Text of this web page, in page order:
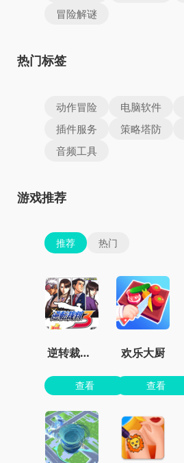
冒险解谜
热门标签
动作冒险 电脑软件
插件服务
策略塔防
音频工具
游戏推荐
推荐 热门
逆转裁判3汉化版虫虫助手
查看
欢乐大厨
查看